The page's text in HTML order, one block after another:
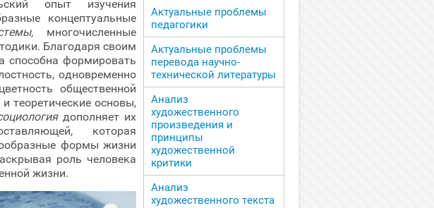
опыт изучения
концептуальные
, многочисленные
Благодаря своим
способна формировать
одновременно
общественной
теоретические основы,
дополняет их
которая
формы жизни
роль человека
жизни.
Актуальные проблемы
педагогики
Актуальные проблемы
перевода научно-
технической литературы
Анализ
художественного
произведения и
принципы
художественной
критики
Анализ
художественного текста